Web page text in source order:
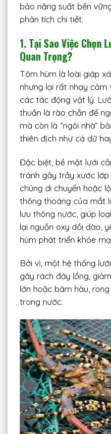
bảo năng suất bền
phân tích chi tiết.
1. Tại Sao Việc Chọn
Quan Trọng?
Tôm hùm là loài giáp
nhưng lại rất nhạy
các tác động vật lý.
thuần là rào chắn để
mà còn là “ngôi nhà”
thiên địch như cá dữ
Đặc biệt, bề mặt lưới
tránh gây trầy xước
chúng di chuyển hoặc
thông thoáng của mắt
lưu thông nước, giúp
lại nguồn oxy dồi dào,
hùm phát triển khỏe
Bởi vì, một hệ thống
gây rách đáy lồng,
lớn hoặc bám hàu,
trong nước.